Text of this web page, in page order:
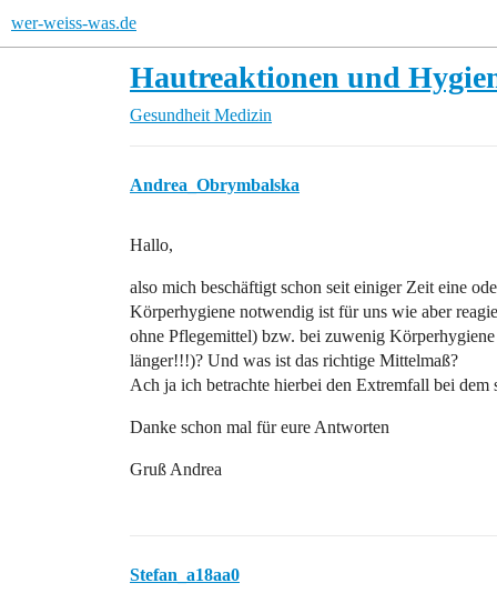
wer-weiss-was.de
Hautreaktionen und
Gesundheit Medizin
Andrea_Obrymbalska
Hallo,
also mich beschäftigt schon seit einiger Zeit eine
Körperhygiene notwendig ist für uns wie aber
ohne Pflegemittel) bzw. bei zuwenig
länger!!!)? Und was ist das richtige Mittelmaß?
Ach ja ich betrachte hierbei den Extremfall bei
Danke schon mal für eure Antworten
Gruß Andrea
Stefan_a18aa0